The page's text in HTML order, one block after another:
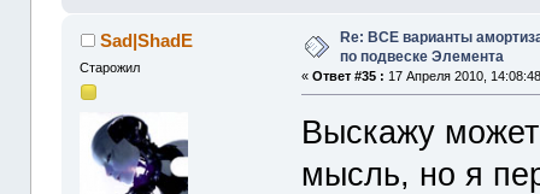
Sad|ShadE
Старожил
Re: ВСЕ варианты
по подвеске Элемента
«Ответ #35 : 17 Апреля 2010,
Выскажу
мысль, но я